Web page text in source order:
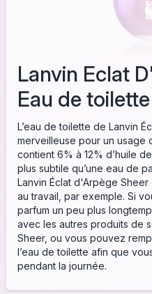
Lanvin Eclat
Eau de toilette
L’eau de toilette de Lanvin
merveilleuse pour un usage
contient 6% à 12% d’huile
plus subtile qu’une eau de
Lanvin Éclat d'Arpège
au travail, par exemple. Si
parfum un peu plus
avec les autres produits de
Sheer, ou vous pouvez
l’eau de toilette afin que
pendant la journée.